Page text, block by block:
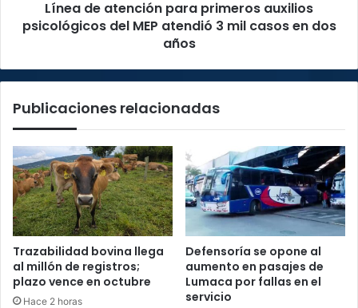
atendió
en
años
Línea de atención para primeros auxilios
psicológicos del MEP atendió 3 mil casos en dos
años
Publicaciones relacionadas
Trazabilidad bovina llega
al millón de registros;
plazo vence en octubre
Hace 2 horas
Defensoría se opone al
aumento en pasajes de
Lumaca por fallas en el
servicio